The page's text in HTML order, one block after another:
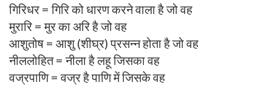
गिरिधर = गिरि को धारण करने वाला है जो वह
मुरारि = मुर का अरि है जो वह
आशुतोष = आशु (शीघ्र) प्रसन्न होता है जो वह
नीललोहित = नीला है लहू जिसका वह
वज्रपाणि = वज्र है पाणि में जिसके वह